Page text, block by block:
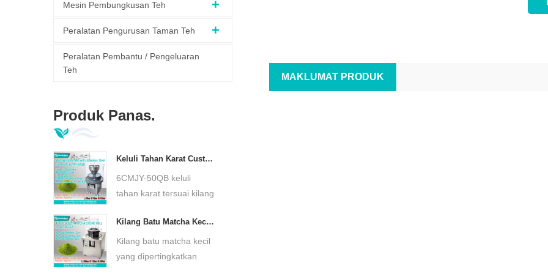
Mesin Pembungkusan Teh
Peralatan Pengurusan Taman Teh
Peralatan Pembantu / Pengeluaran
Teh
Produk Panas.
Keluli Tahan Karat Custom Base Matcha Green Stone Mill Suhu Rendah Pengisar Matcha Ultra Halus DL-6CYMJ-50QB
6CMJY-50QB keluli
tahan karat tersuai kilang
batu granit semulajadi,
pengisaran sejuk
berkelajuan rendah.
Kilang Batu Matcha Kecil Tersuai 30cm Plat Batu Pengisar Matcha Ultra Halus DL-6CYMJ-32M
Kilang batu matcha kecil
yang dipertingkatkan
MAKLUMAT PRODUK